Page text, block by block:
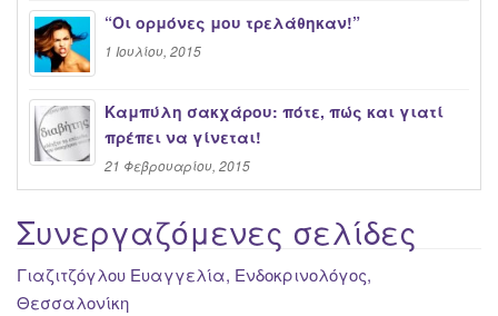
“Oι ορμόνες μου τρελάθηκαν!”
1 Ιουλίου, 2015
Καμπύλη σακχάρου: πότε, πώς και γιατί
πρέπει να γίνεται!
21 Φεβρουαρίου, 2015
Συνεργαζόμενες σελίδες
Γιαζιτζόγλου Ευαγγελία, Ενδοκρινολόγος,
Θεσσαλονίκη